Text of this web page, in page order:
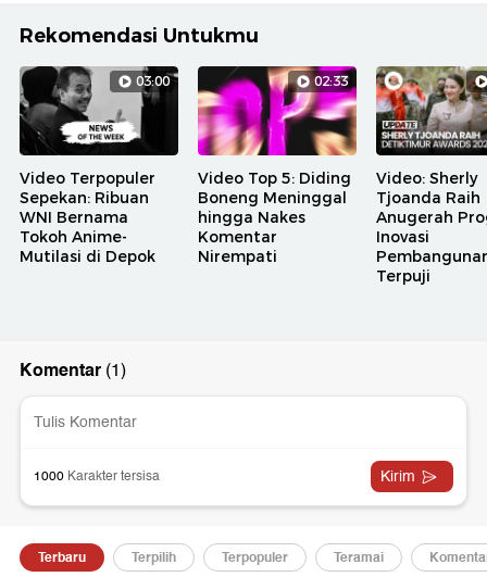
Rekomendasi Untukmu
03:00
Video Terpopuler
Sepekan: Ribuan
WNI Bernama
Tokoh Anime-
Mutilasi di Depok
02:33
Video Top 5: Diding
Boneng Meninggal
hingga Nakes
Komentar
Nirempati
Video: Sherly
Tjoanda Raih
Anugerah
Inovasi
Terpuji